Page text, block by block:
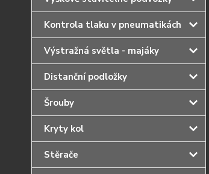
Kontrola tlaku v pneumatikách
Výstražná světla - majáky
Distanční podložky
Šrouby
Kryty kol
Stěrače